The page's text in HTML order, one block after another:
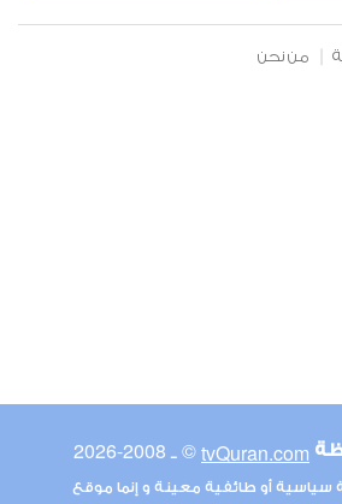
من نحن
tvQuran.com© ـ 2008-2026
سياسية أو طائفية معينة و إنما موقع